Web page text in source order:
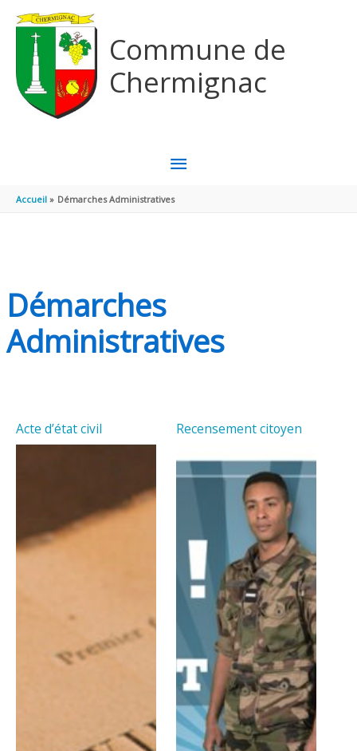
Commune de
Chermignac
MENU
PRINCIPAL
Accueil Démarches Administratives
Démarches
Administratives
Acte d’état civil Recensement citoyen